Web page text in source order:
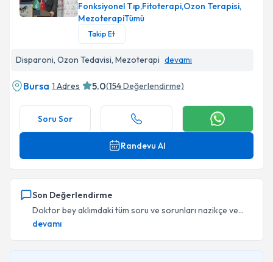
Uzm. Dr. Kamuran Çelik Profil Fotoğrafı
Fonksiyonel Tıp,Fitoterapi,Ozon Terapisi,
MezoterapiTümü
Takip Et
Disparoni, Ozon Tedavisi, Mezoterapi devamı
Bursa 1 Adres 5.0(154Değerlendirme)
Soru Sor
Randevu Al
Son Değerlendirme
Doktor bey aklımdaki tüm soru ve sorunları nazikçe ve...
devamı